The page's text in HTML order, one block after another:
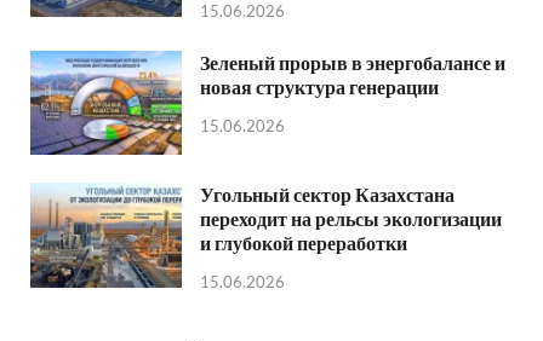
15.06.2026
Зеленый прорыв в энергобалансе и
новая структура генерации
15.06.2026
Угольный сектор Казахстана
переходит на рельсы экологизации
и глубокой переработки
15.06.2026